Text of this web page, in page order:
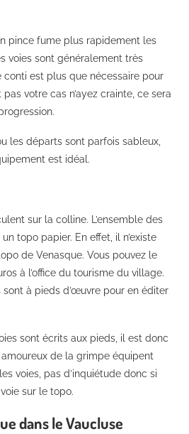
pince fume plus rapidement les
voies sont généralement très
conti est plus que nécessaire pour
pas votre cas n’ayez crainte, ce sera
les départs sont parfois sableux,
est idéal.
sur la colline. L’ensemble des
topo papier. En effet, il n’existe
de Venasque. Vous pouvez le
à l’office du tourisme du village.
sont à pieds d’œuvre pour en éditer
sont écrits aux pieds, il est donc
de la grimpe équipent
voies, pas d’inquiétude donc si
sur le topo.
dans le Vaucluse